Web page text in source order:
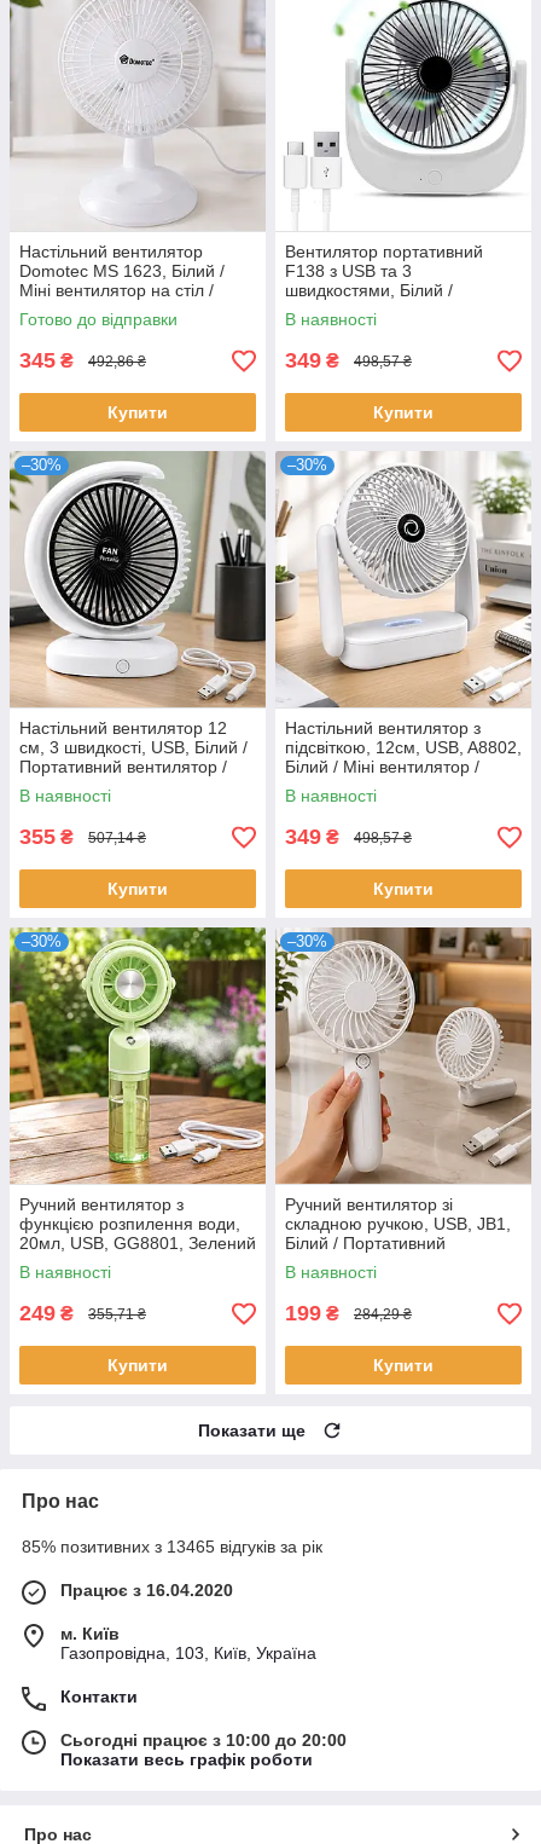
Настільний вентилятор
Domotec MS 1623, Білий /
Міні вентилятор на стіл /
Маленький вентилятор
настільний
Готово до відправки
345 ₴ 492,86 ₴
Купити
Вентилятор портативний
F138 з USB та 3
швидкостями, Білий /
Безшумний побутовий
вентилятор
В наявності
349 ₴ 498,57 ₴
Купити
–30%
Настільний вентилятор 12
см, 3 швидкості, USB, Білий /
Портативний вентилятор /
Міні вентилятор /
Акумуляторний вентилятор
В наявності
355 ₴ 507,14 ₴
Купити
–30%
Настільний вентилятор з
підсвіткою, 12см, USB, A8802,
Білий / Міні вентилятор /
Портативний вентилятор /
Акумуляторний вентилятор
В наявності
349 ₴ 498,57 ₴
Купити
–30%
Ручний вентилятор з
функцією розпилення води,
20мл, USB, GG8801, Зелений
/ Портативний вентилятор /
Міні вентилятор
акумуляторний
В наявності
249 ₴ 355,71 ₴
Купити
–30%
Ручний вентилятор зі
складною ручкою, USB, JB1,
Білий / Портативний
вентилятор / Акумуляторний
вентилятор / Міні вентилятор
В наявності
199 ₴ 284,29 ₴
Купити
Показати ще
Про нас
85% позитивних з 13465 відгуків за рік
Працює з 16.04.2020
м. Київ
Газопровідна, 103, Київ, Україна
Контакти
Сьогодні працює з 10:00 до 20:00
Показати весь графік роботи
Про нас